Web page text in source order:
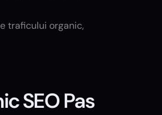
traficului organic,
SEO Pas